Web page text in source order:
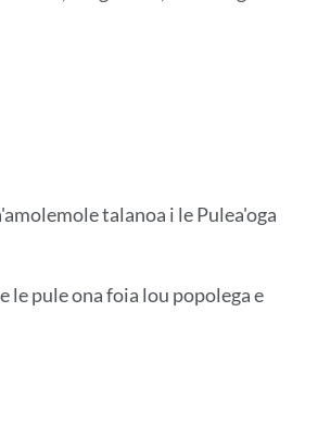
talanoa i le Pulea'oga
le pule ona foia lou popolega e